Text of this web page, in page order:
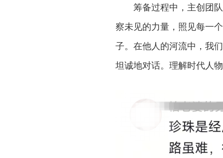
筹备过程中，主创团
察未见的力量，照见每一
子。在他人的河流中，我
坦诚地对话。理解时代人